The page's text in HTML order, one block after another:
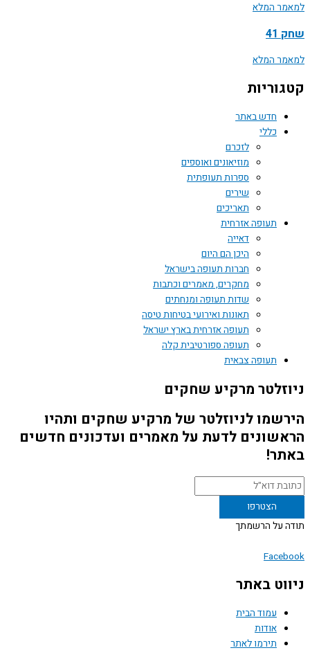
המלא
המלא
חדש באתר
כללי
לזכרם
מוזיאונים ואוספים
ספרות תעופתית
שירים
תאריכים
תעופה אזרחית
דאייה
היכן הם היום
חברות תעופה בישראל
מחקרים, מאמרים וכתבות
שדות תעופה ומנחתים
תאונות ואירועי בטיחות טיסה
תעופה אזרחית בארץ ישראל
תעופה ספורטיבית קלה
תעופה צבאית
מרקיע שחקים
לניוזלטר של מרקיע שחקים ותהיו
לדעת על מאמרים ועדכונים חדשים
על הרשמתך
באתר
עמוד הבית
אודות
תירמו לאתר